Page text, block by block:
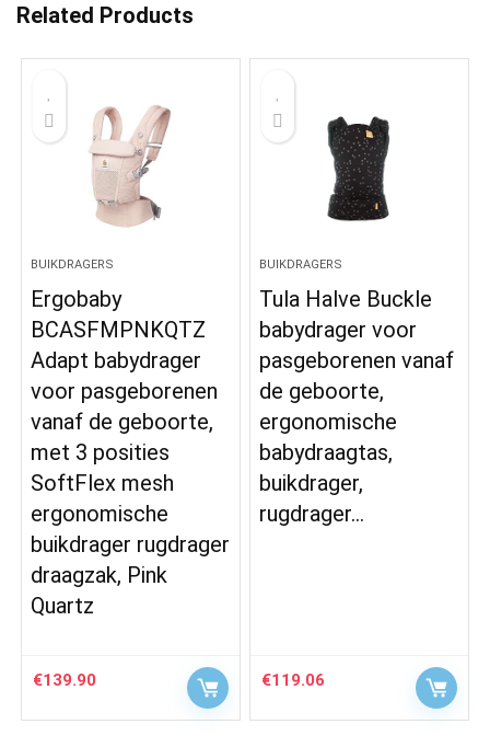
Related Products
BUIKDRAGERS
Ergobaby
BCASFMPNKQTZ
Adapt babydrager
voor pasgeborenen
vanaf de geboorte,
met 3 posities
SoftFlex mesh
ergonomische
buikdrager rugdrager
draagzak, Pink
Quartz
€139.90
BUIKDRAGERS
Tula Halve Buckle
babydrager voor
pasgeborenen vanaf
de geboorte,
ergonomische
babydraagtas,
buikdrager,
rugdrager…
€119.06